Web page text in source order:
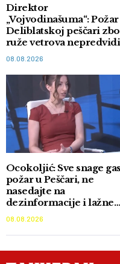
Direktor
„Vojvodinašuma“:
Deliblatskoj peščari
ruže vetrova
08.08.2026
Ocokoljić: Sve snage
požar u Peščari, ne
nasedajte na
dezinformacije i lažne
08.08.2026